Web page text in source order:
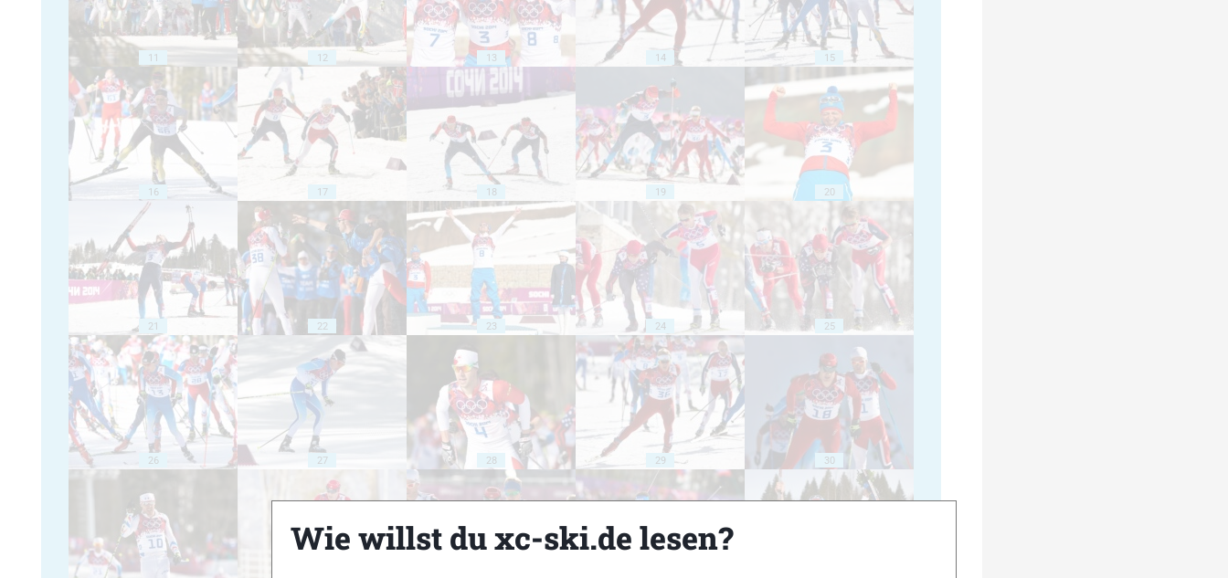
11 12 13 14 15
16 17 18 19 20
21 22 23 24 25
26 27 28 29 30
Wie willst du xc-ski.de lesen?